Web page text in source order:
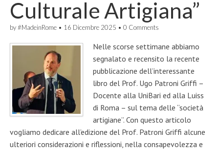
Culturale Artigiana”
by#MadeinRome • 16 Dicembre 2025 • 0 Comments
Nelle scorse settimane abbiamo
segnalato e recensito la recente
pubblicazione dell’interessante
libro del Prof. Ugo Patroni Griffi –
Docente alla UniBari ed alla Luiss
di Roma – sul tema delle “società
artigiane”. Con questo articolo
vogliamo dedicare all’edizione del Prof. Patroni Griffi alcune
ulteriori considerazioni e riflessioni, nella consapevolezza e